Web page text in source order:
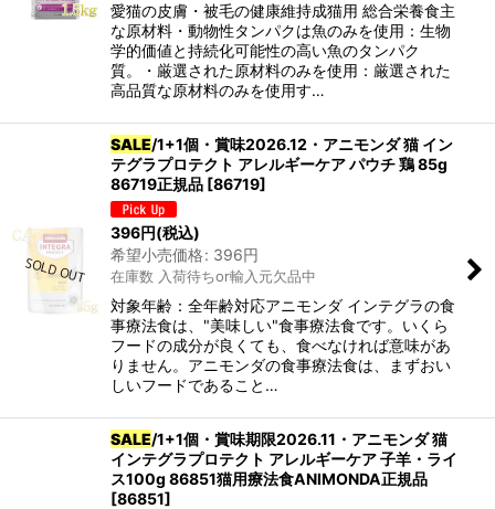
愛猫の皮膚・被毛の健康維持成猫用 総合栄養食主
な原材料・動物性タンパクは魚のみを使用：生物
学的価値と持続化可能性の高い魚のタンパク
質。・厳選された原材料のみを使用：厳選された
高品質な原材料のみを使用す…
SALE/1+1個・賞味2026.12・アニモンダ 猫 イン
テグラプロテクト アレルギーケア パウチ 鶏 85g
86719正規品 [86719]
396円(税込)
希望小売価格: 396円
在庫数 入荷待ちor輸入元欠品中
対象年齢：全年齢対応アニモンダ インテグラの食
事療法食は、"美味しい"食事療法食です。いくら
フードの成分が良くても、食べなければ意味があ
りません。アニモンダの食事療法食は、まずおい
しいフードであること…
SALE/1+1個・賞味期限2026.11・アニモンダ 猫
インテグラプロテクト アレルギーケア 子羊・ライ
ス100g 86851猫用療法食ANIMONDA正規品
[86851]